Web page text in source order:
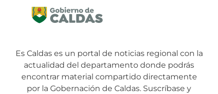
Es Caldas es un portal de noticias regional con la
actualidad del departamento donde podrás
encontrar material compartido directamente
por la Gobernación de Caldas. Suscríbase y